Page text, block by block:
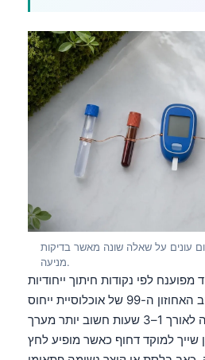
עונים על שאלה שונה מאשר בדיקות
מניעה.
מפוענח לפי נקודות חיתוך ייחודיות
למעבדה, בדרך כלל סביב האחוזון ה-99 של אוכלוסיית ייחוס
בריאה. דפוס של עלייה לאורך 1–3 שעות חשוב יותר מערך
שייך למוקד דחוף כאשר מופיע לחץ